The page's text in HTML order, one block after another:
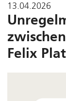
13.04.2026
Felix